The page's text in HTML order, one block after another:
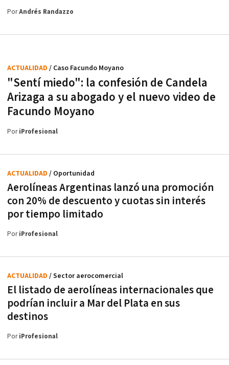
PorAndrés Randazzo
"Sentí miedo": la confesión de Candela
Arizaga a su abogado y el nuevo video de
Facundo Moyano
ACTUALIDAD / Caso Facundo Moyano
PoriProfesional
Aerolíneas Argentinas lanzó una promoción
con 20% de descuento y cuotas sin interés
por tiempo limitado
ACTUALIDAD / Oportunidad
PoriProfesional
El listado de aerolíneas internacionales que
podrían incluir a Mar del Plata en sus
destinos
ACTUALIDAD / Sector aerocomercial
PoriProfesional